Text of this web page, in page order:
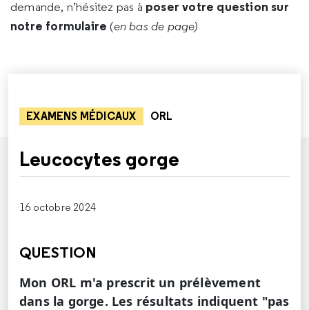
demande, n’hésitez pas à poser votre question sur
notre formulaire (en bas de page)
EXAMENS MÉDICAUX ORL
Leucocytes gorge
16 octobre 2024
QUESTION
Mon ORL m'a prescrit un prélèvement
dans la gorge. Les résultats indiquent "pas